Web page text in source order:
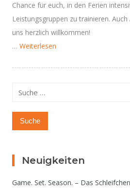
Chance für euch, in den Ferien
Leistungsgruppen zu trainieren.
uns herzlich willkommen!
… Weiterlesen
Suche
Neuigkeiten
Game. Set. Season. – Das